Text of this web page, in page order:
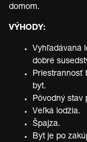
domom.
VÝHODY:
Vyhľadávaná
dobré
Priestrannosť
byt.
Pôvodný stav
Veľká lodžia.
Špajza.
Byt je po